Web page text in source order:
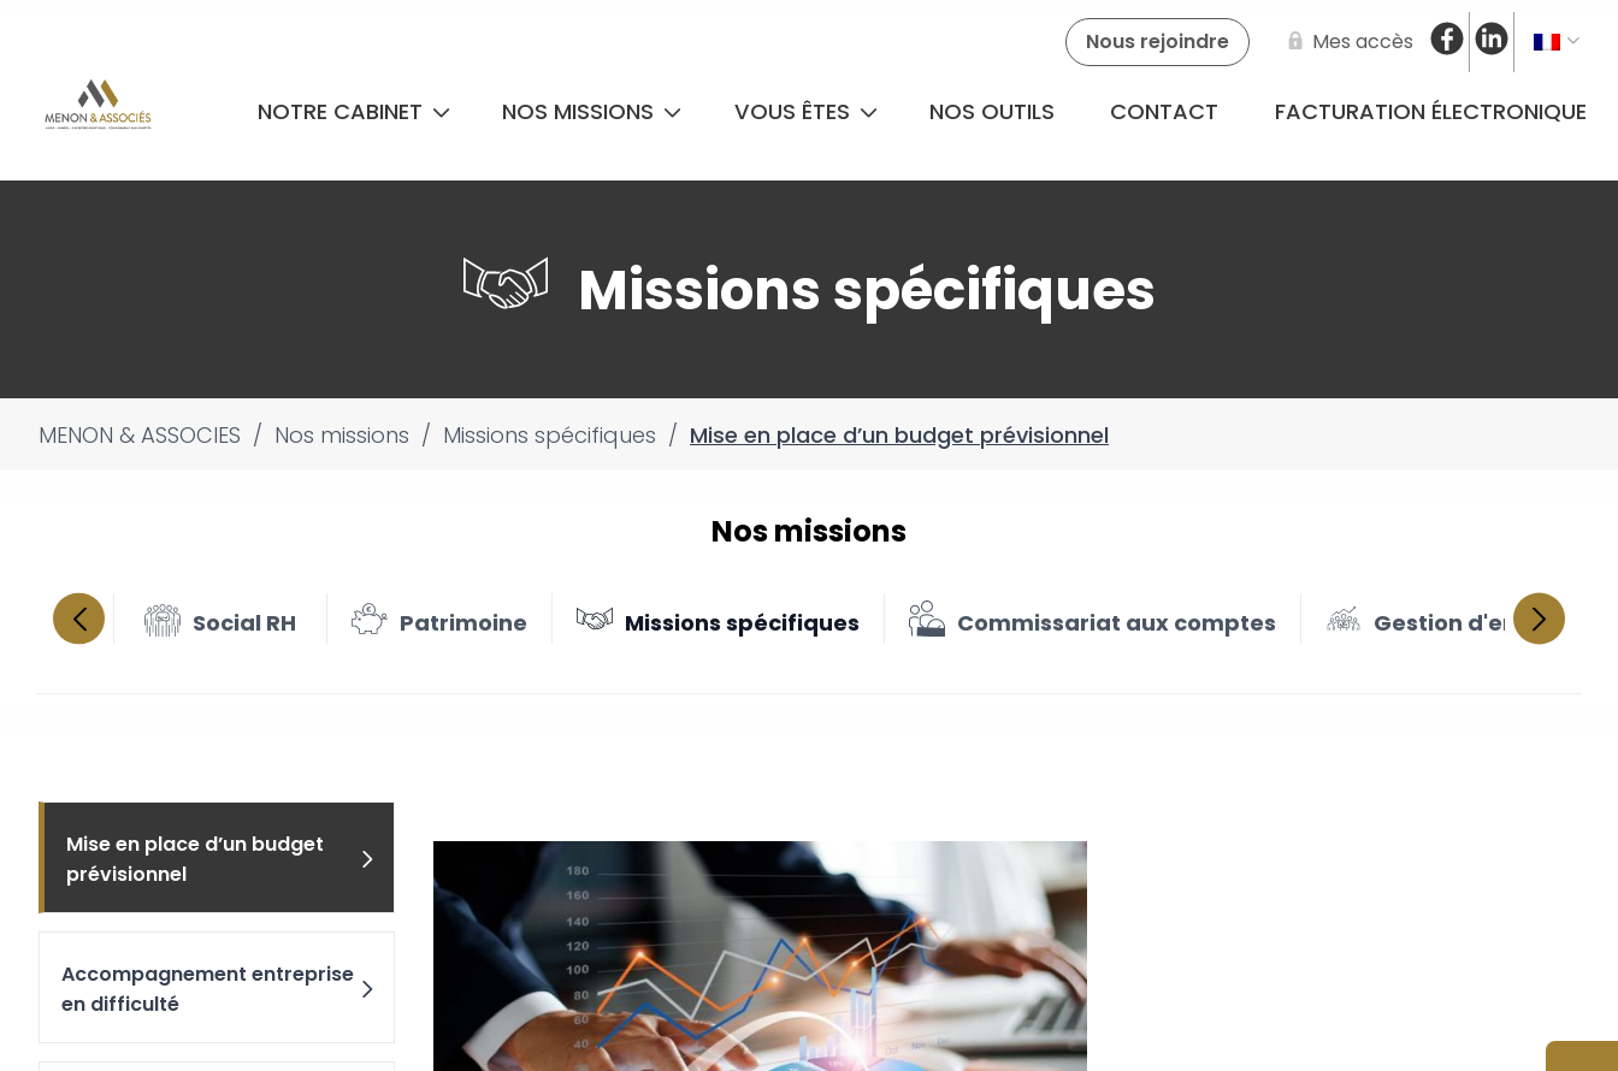
Nous rejoindre Mes accès
NOTRE CABINET NOS MISSIONS VOUS ÊTES NOS OUTILS CONTACT FACTURATION ÉLECTRONIQUE
Missions spécifiques
MENON & ASSOCIES / Nos missions / Missions spécifiques / Mise en place d’un budget prévisionnel
Nos missions
Social RH Patrimoine Missions spécifiques Commissariat aux comptes Gestion d'entreprise
Mise en place d’un budget
prévisionnel
Accompagnement entreprise
en difficulté